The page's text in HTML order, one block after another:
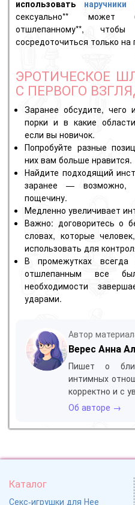
использовать наручники
сексуально** может
отшлепанному**,
сосредоточиться только на
ЭРОТИЧЕСКОЕ
С ПЕРВОГО
Заранее обсудите,
порки и в какие
если вы новичок.
Попробуйте разные
них вам больше нравится.
Найдите подходящий
заранее — возможно,
пощечину.
Медленно увеличивает
Важно: договоритесь о
словах, которые
использовать для
В промежутках
отшлепанным все
необходимости
ударами.
Автор
Верес Анна
Пишет о
интимных
корректно и с
Об авторе →
Каталог
Секс-игрушки для Нее